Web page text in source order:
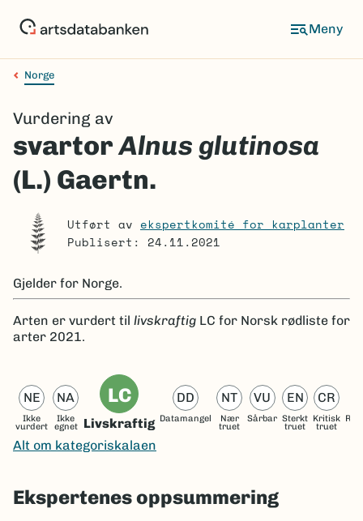
Meny
Navigasjonssti
Norge
Vurdering av
svartor Alnus glutinosa
(L.) Gaertn.
Utført av ekspertkomité for karplanter
Publisert: 24.11.2021
Gjelder for Norge.
Arten er vurdert til livskraftig LC for Norsk rødliste for
arter 2021.
NE
Ikke
vurdert
NA
Ikke
egnet
LC
Livskraftig
DD
Datamangel
NT
Nær
truet
VU
Sårbar
EN
Sterkt
truet
CR
Kritisk
truet
Alt om kategoriskalaen
Ekspertenes oppsummering